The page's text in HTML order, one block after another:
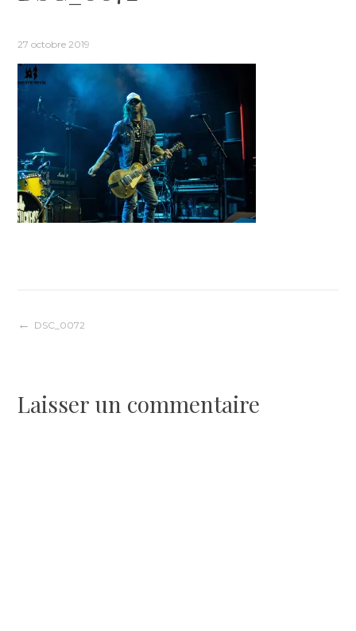
27 octobre 2019
Navigation
l’article
DSC_0072
Laisser un commentaire